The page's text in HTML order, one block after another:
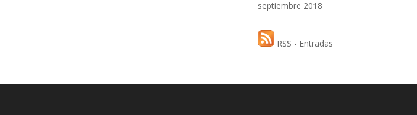
septiembre 2018
RSS - Entradas